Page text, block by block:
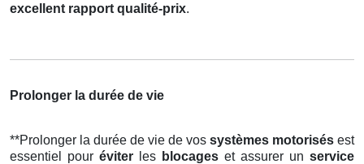
excellent rapport qualité-prix.
Prolonger la durée de vie
**Prolonger la durée de vie de vos systèmes motorisés est
essentiel pour éviter les blocages et assurer un service